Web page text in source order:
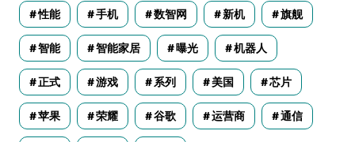
性能 手机 数智网 新机 旗舰
智能 智能家居 曝光 机器人
正式 游戏 系列 美国 芯片
苹果 荣耀 谷歌 运营商 通信